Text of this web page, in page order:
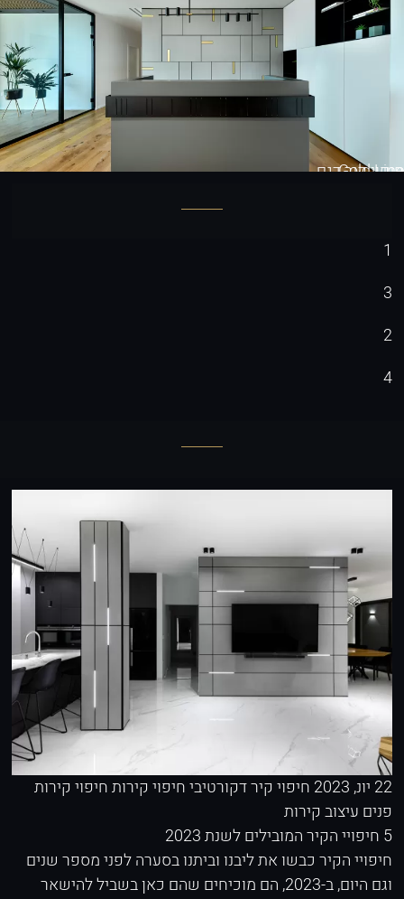
חיפוי קיר דגם
Gold Line
1
3
2
4
22 יונ, 2023 חיפוי קיר דקורטיביחיפוי קירותחיפוי קירות
פנים עיצוב קירות
5 חיפויי הקיר המובילים לשנת 2023
חיפויי הקיר כבשו את ליבנו וביתנו בסערה לפני מספר שנים
וגם היום, ב-2023, הם מוכיחים שהם כאן בשביל להישאר